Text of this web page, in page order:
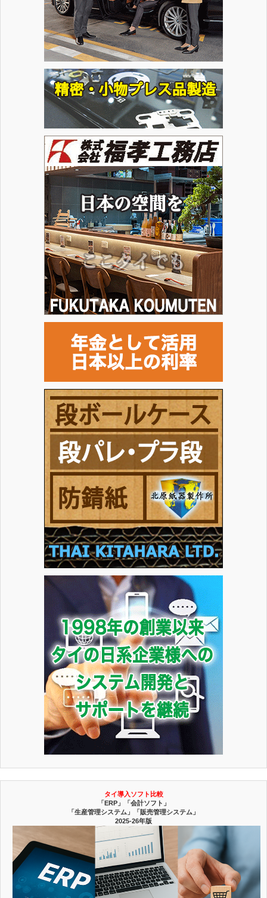
タイ導入ソフト比較
「ERP」「会計ソフト」
「生産管理システム」「販売管理システム」
2025-26年版